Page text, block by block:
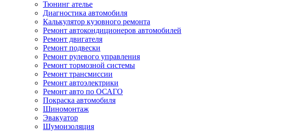
Тюнинг ателье
Диагностика автомобиля
Калькулятор кузовного ремонта
Ремонт автокондиционеров автомобилей
Ремонт двигателя
Ремонт подвески
Ремонт рулевого управления
Ремонт тормозной системы
Ремонт трансмиссии
Ремонт автоэлектрики
Ремонт авто по ОСАГО
Покраска автомобиля
Шиномонтаж
Эвакуатор
Шумоизоляция